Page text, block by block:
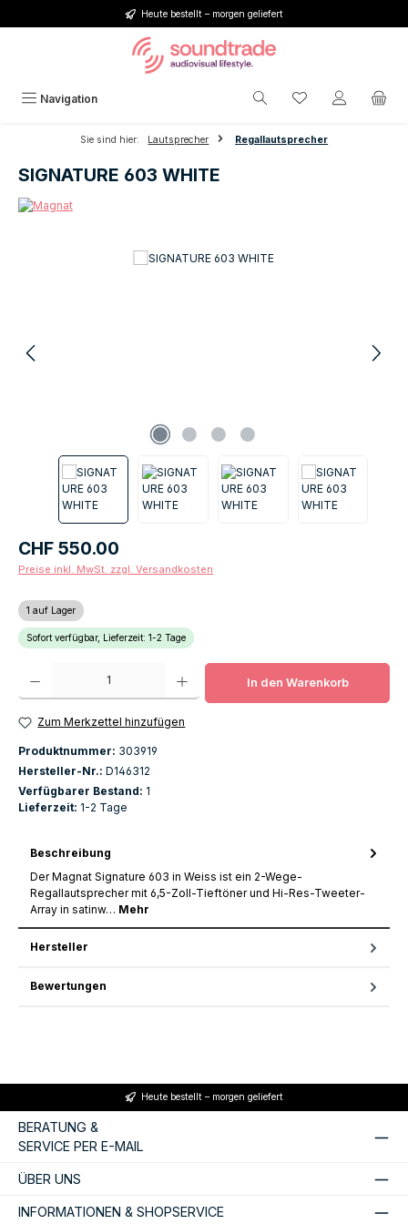
Zum Hauptinhalt springenHeute bestellt – morgen geliefert
Navigation Du hast 0
Sie sind hier: Lautsprecher Regallautsprecher
SIGNATURE 603 WHITE
Bildergalerie überspringen
Regulärer Preis:
CHF 550.00
Preise inkl. MwSt. zzgl. Versandkosten
1 auf Lager
Sofort verfügbar, Lieferzeit: 1-2 Tage
Produkt Anzahl: Gib den gewünschten Wert ein oder benutze die
In den Warenkorb
Zum Merkzettel hinzufügen
Produktnummer: 303919
Hersteller-Nr.: D146312
Verfügbarer Bestand: 1
Lieferzeit: 1-2 Tage
Beschreibung
Der Magnat Signature 603 in Weiss ist ein 2-Wege-
Regallautsprecher mit 6,5-Zoll-Tieftöner und Hi-Res-Tweeter-
Array in satinw… Mehr
Hersteller
Bewertungen
Heute bestellt – morgen geliefert
BERATUNG &
SERVICE PER E-MAIL
ÜBER UNS
INFORMATIONEN & SHOPSERVICE